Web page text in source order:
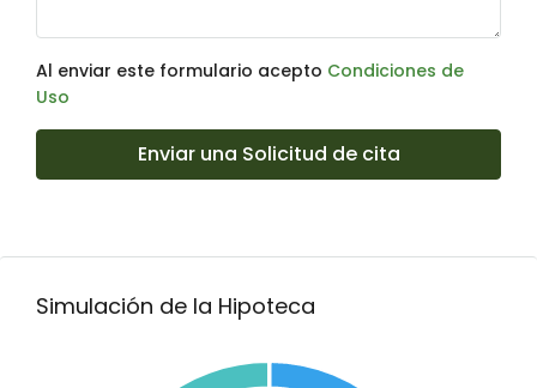
Al enviar este formulario acepto Condiciones de
Uso
Enviar una Solicitud de cita
Simulación de la Hipoteca